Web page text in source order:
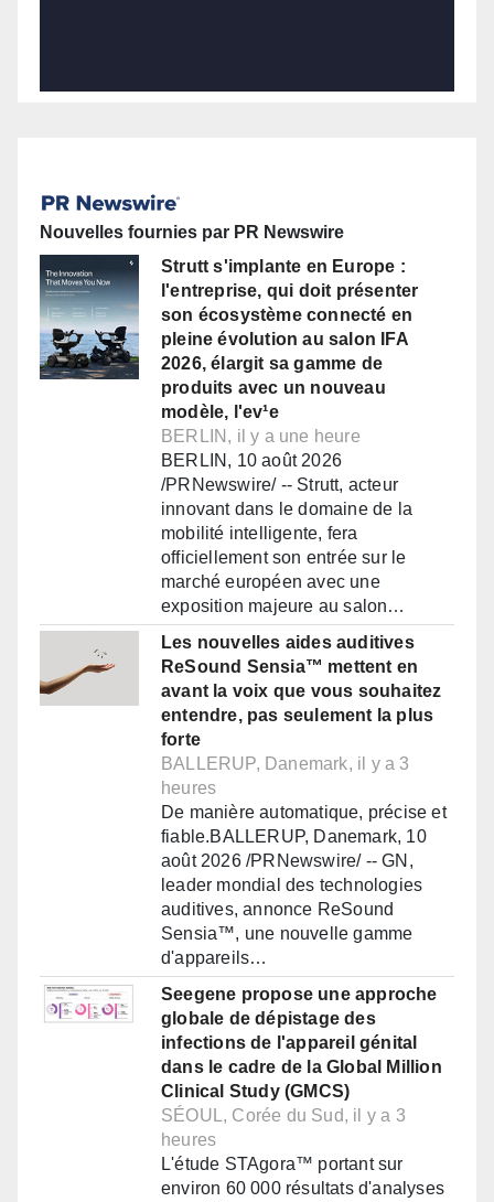
Nouvelles fournies par PR Newswire
Strutt s'implante en Europe :
l'entreprise, qui doit présenter
son écosystème connecté en
pleine évolution au salon IFA
2026, élargit sa gamme de
produits avec un nouveau
modèle, l'ev¹e
BERLIN, il y a une heure
BERLIN, 10 août 2026
/PRNewswire/ -- Strutt, acteur
innovant dans le domaine de la
mobilité intelligente, fera
officiellement son entrée sur le
marché européen avec une
exposition majeure au salon…
Les nouvelles aides auditives
ReSound Sensia™ mettent en
avant la voix que vous souhaitez
entendre, pas seulement la plus
forte
BALLERUP, Danemark, il y a 3
heures
De manière automatique, précise et
fiable.BALLERUP, Danemark, 10
août 2026 /PRNewswire/ -- GN,
leader mondial des technologies
auditives, annonce ReSound
Sensia™, une nouvelle gamme
d'appareils…
Seegene propose une approche
globale de dépistage des
infections de l'appareil génital
dans le cadre de la Global Million
Clinical Study (GMCS)
SÉOUL, Corée du Sud, il y a 3
heures
L'étude STAgora™ portant sur
environ 60 000 résultats d'analyses